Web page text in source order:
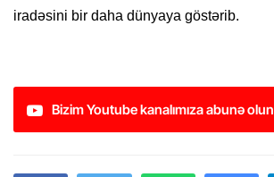
iradəsini bir daha dünyaya göstərib.
Bizim Youtube kanalımıza abunə olun